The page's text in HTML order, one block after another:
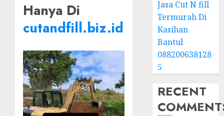
Hanya Di
cutandfill.biz.id
Jasa Cut N fill
Termurah Di
Kasihan
Bantul
088200638128
5
RECENT